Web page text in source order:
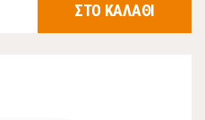
ΣΤΟ ΚΑΛΑΘΙ